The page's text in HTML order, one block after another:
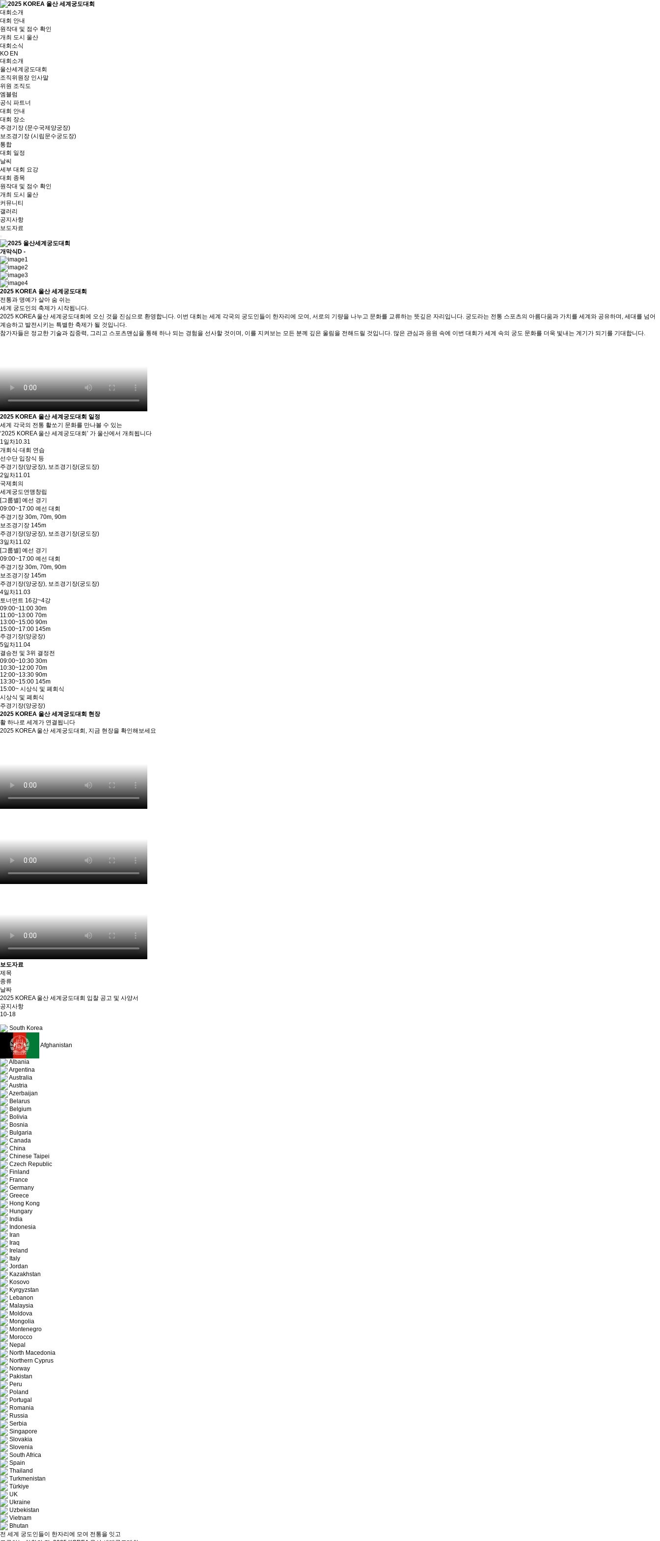
대회소개
대회 안내
원작대 및 점수 확인
개최 도시 울산
대회소식
KO EN
대회소개
울산세계궁도대회
조직위원장 인사말
위원 조직도
엠블럼
공식 파트너
대회 안내
대회 장소
주경기장 (문수국제양궁장)
보조경기장 (시립문수궁도장)
통합
대회 일정
날씨
세부 대회 요강
대회 종목
원작대 및 점수 확인
개최 도시 울산
커뮤니티
갤러리
공지사항
보도자료
개막식 D -
2025 KOREA 울산 세계궁도대회
전통과 명예가 살아 숨 쉬는
세계 궁도인의 축제가 시작됩니다.
2025 KOREA 울산 세계궁도대회에 오신 것을 진심으로 환영합니다. 이번 대회는 세계 각국의 궁도인들이 한자리에 모여, 서로의 기량을 나누고 문화를 교류하는 뜻깊은 자리입니다. 궁도라는 전통 스포츠의 아름다움과 가치를 세계와 공유하며, 세대를 넘어
계승하고 발전시키는 특별한 축제가 될 것입니다.
참가자들은 정교한 기술과 집중력, 그리고 스포츠맨십을 통해 하나 되는 경험을 선사할 것이며, 이를 지켜보는 모든 분께 깊은 울림을 전해드릴 것입니다. 많은 관심과 응원 속에 이번 대회가 세계 속의 궁도 문화를 더욱 빛내는 계기가 되기를 기대합니다.
2025 KOREA 울산 세계궁도대회 일정
세계 각국의 전통 활쏘기 문화를 만나볼 수 있는
‘2025 KOREA 울산 세계궁도대회’ 가 울산에서 개최됩니다
1일차10.31
개회식·대회 연습
선수단 입장식 등
주경기장(양궁장), 보조경기장(궁도장)
2일차11.01
국제회의
세계궁도연맹창립
[그룹별] 예선 경기
09:00~17:00 예선 대회
주경기장 30m, 70m, 90m
보조경기장 145m
주경기장(양궁장), 보조경기장(궁도장)
3일차11.02
[그룹별] 예선 경기
09:00~17:00 예선 대회
주경기장 30m, 70m, 90m
보조경기장 145m
주경기장(양궁장), 보조경기장(궁도장)
4일차11.03
토너먼트 16강~4강
09:00~11:00 30m
11:00~13:00 70m
13:00~15:00 90m
15:00~17:00 145m
주경기장(양궁장)
5일차11.04
결승전 및 3위 결정전
09:00~10:30 30m
10:30~12:00 70m
12:00~13:30 90m
13:30~15:00 145m
15:00~ 시상식 및 폐회식
시상식 및 폐회식
주경기장(양궁장)
2025 KOREA 울산 세계궁도대회 현장
활 하나로 세계가 연결됩니다
2025 KOREA 울산 세계궁도대회, 지금 현장을 확인해보세요
보도자료
제목
종류
날짜
2025 KOREA 울산 세계궁도대회 입찰 공고 및 사양서
공지사항
10-18
South Korea
Afghanistan
Albania
Argentina
Australia
Austria
Azerbaijan
Belarus
Belgium
Bolivia
Bosnia
Bulgaria
Canada
China
Chinese Taipei
Czech Republic
Finland
France
Germany
Greece
Hong Kong
Hungary
India
Indonesia
Iran
Iraq
Ireland
Italy
Jordan
Kazakhstan
Kosovo
Kyrgyzstan
Lebanon
Malaysia
Moldova
Mongolia
Montenegro
Morocco
Nepal
North Macedonia
Northern Cyprus
Norway
Pakistan
Peru
Poland
Portugal
Romania
Russia
Serbia
Singapore
Slovakia
Slovenia
South Africa
Spain
Thailand
Turkmenistan
Türkiye
UK
Ukraine
Uzbekistan
Vietnam
Bhutan
전 세계 궁도인들이 한자리에 모여 전통을 잇고